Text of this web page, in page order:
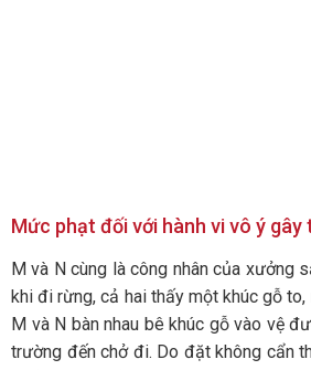
Mức phạt đối với hành vi vô ý
M và N cùng là công nhân của xưởng
khi đi rừng, cả hai thấy một khúc gỗ
M và N bàn nhau bê khúc gỗ vào vệ
trường đến chở đi. Do đặt không cẩn